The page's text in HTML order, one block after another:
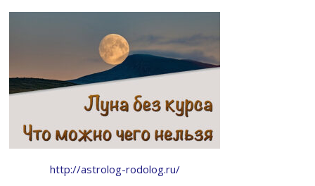
http://astrolog-rodolog.ru/